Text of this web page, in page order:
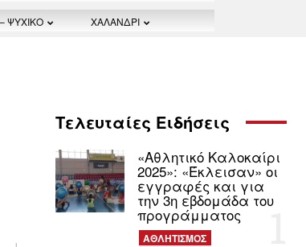
ΨΥΧΙΚΟ ΧΑΛΑΝΔΡΙ
Τελευταίες Ειδήσεις
«Αθλητικό Καλοκαίρι
2025»: «Έκλεισαν» οι
εγγραφές και για
την 3η εβδομάδα του
προγράμματος
ΑΘΛΗΤΙΣΜΟΣ